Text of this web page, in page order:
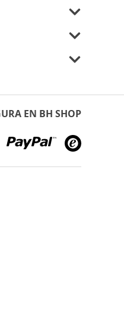
EN BH SHOP